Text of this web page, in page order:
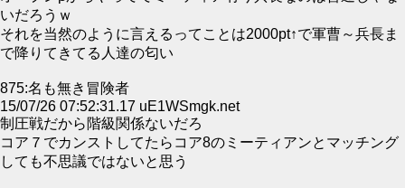
いだろうｗ
それを当然のように言えるってことは2000pt↑で軍曹～兵長ま
で降りてきてる人達の匂い
875:名も無き冒険者
15/07/26 07:52:31.17 uE1WSmgk.net
制圧戦だから階級関係ないだろ
コア７でカンストしてたらコア8のミーティアンとマッチング
しても不思議ではないと思う